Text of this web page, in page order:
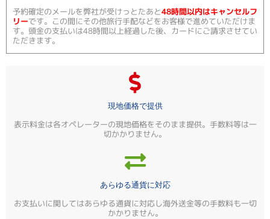
予約確定のメールを弊社が受けっとたあと48時間以内はキャンセルフ
リーです。この間にその他旅行手配などをお客様で進めていただけま
す。頭金の支払いは48時間以上経過した後、カードにご請求させてい
ただきます。
現地価格で提供
表示料金は各オペレーターの現地価格をそのまま提供。手数料等は一
切かかりません。
あらゆる通貨に対応
お支払いに関してはあらゆる通貨に対応し海外送金等の手数料も一切
かかりません。